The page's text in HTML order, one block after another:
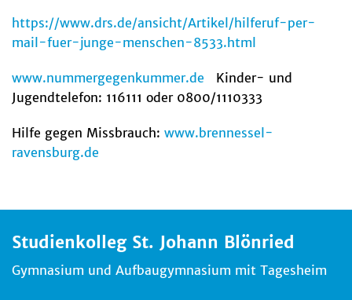
https://www.drs.de/ansicht/Artikel/hilferuf-per-
mail-fuer-junge-menschen-8533.html
www.nummergegenkummer.de Kinder- und
Jugendtelefon: 116111 oder 0800/1110333
Hilfe gegen Missbrauch: www.brennessel-
ravensburg.de
Studienkolleg St. Johann Blönried
Gymnasium und Aufbaugymnasium mit Tagesheim